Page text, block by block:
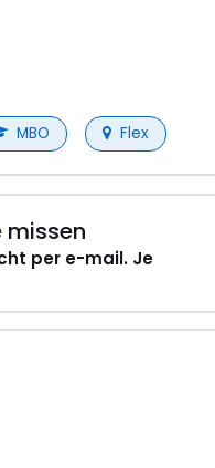
MBO Flex
per e-mail. Je